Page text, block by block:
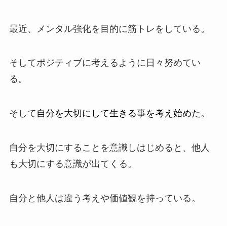
最近、メンタル強化を目的に筋トレをしている。
そしてポジティブに考えるように日々努めてい
る。
そして 自分を大切にして生きる事を考え始めた。
自分を大切にすることを意識しはじめると、他人
も大切にする意識が出てくる。
自分と他人は違う考えや価値観を持っている。